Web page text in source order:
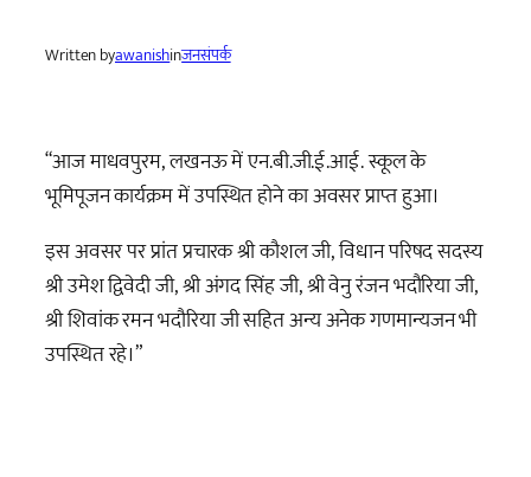
Written byawanishinजनसंपर्क
“आज माधवपुरम, लखनऊ में एन.बी.जी.ई.आई. स्कूल के
भूमिपूजन कार्यक्रम में उपस्थित होने का अवसर प्राप्त हुआ।
इस अवसर पर प्रांत प्रचारक श्री कौशल जी, विधान परिषद सदस्य
श्रीउमेश द्विवेदी जी, श्री अंगद सिंह जी, श्री वेनु रंजन भदौरिया जी,
श्री शिवांक रमन भदौरिया जी सहित अन्य अनेक गणमान्यजन भी
उपस्थित रहे।”